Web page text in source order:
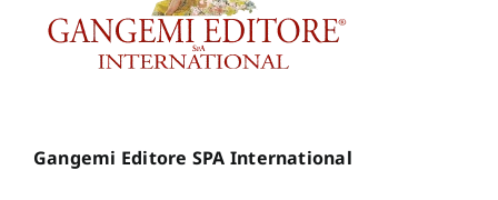
Gangemi Editore SPA International